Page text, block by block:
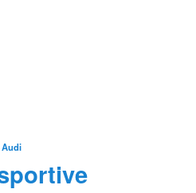
Audi